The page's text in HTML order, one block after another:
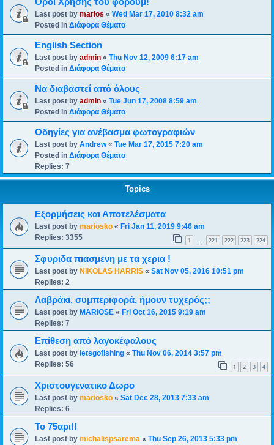
Last post by marios « Wed Mar 17, 2010 8:32 am
Posted in Διάφορα Θέματα
English Section
Last post by admin « Thu Nov 12, 2009 6:17 am
Posted in Διάφορα Θέματα
Να διαβαστεί από όλους
Last post by admin « Tue Jun 17, 2008 8:59 am
Posted in Διάφορα Θέματα
Οδηγίες για ανέβασμα φωτογραφιών
Last post by Andrew« Tue Mar 17, 2015 7:20 am
Posted in Διάφορα Θέματα
Replies: 7
Topics
Εξορμήσεις και Αποτελέσματα
Last post by mariosko « Fri Jan 11, 2019 9:46 am
Replies: 3355 1 221 222 223 224
Σφυριδα πιασμενη με τα χερια !
Last post by NIKOLAS HARRIS « Sat Nov 05, 2016 10:51 pm
Replies: 2
Λαβράκι, συμπεριφορά, ήμουν τυχερός;;
Last post by MARIOSE « Fri Oct 16, 2015 9:19 am
Replies: 7
Επίθεση από λαγοκέφαλους
Last post by letsgofishing « Thu Nov 06, 2014 3:57 pm
Replies: 56 1 2 3 4
Χριστουγενατικο Δωρο
Last post by mariosko « Sat Dec 28, 2013 7:33 am
Replies: 6
To 75αρι!!
Last post by michalispsarema « Thu Sep 26, 2013 5:33 pm